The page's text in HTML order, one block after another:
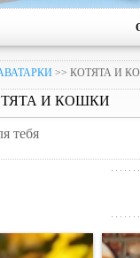
>> КОТЯТА И
И КОШКИ
тебя